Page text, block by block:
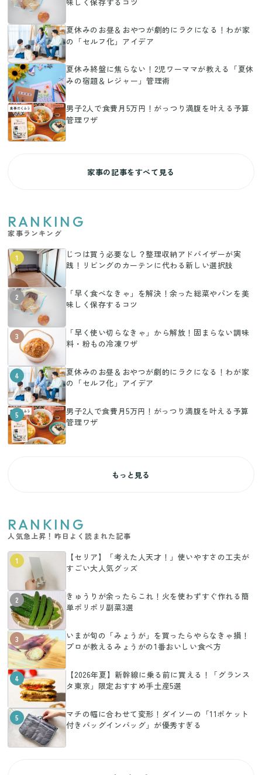
夏休みのお昼＆おやつが劇的にラクになる！わが家
の「セルフ化」アイデア
夏休み終盤に焦らない！2児ワーママが教える「夏休
みの宿題＆レジャー」管理術
男子2人で食費月5万円！がっつり満腹を叶える予算
管理ワザ
家事の記事をすべて見る
RANKING
家事ランキング
1
じつは買う必要なし？整理収納アドバイザーが実
践！リビングのカーテンに代わる新しい選択肢
2
「早く食べなきゃ」を解決！余った総菜やパンを美
味しく保存するコツ
3
「早く使い切らなきゃ」から解放！固まらない調味
料・粉もの冷凍ワザ
4
夏休みのお昼＆おやつが劇的にラクになる！わが家
の「セルフ化」アイデア
5
男子2人で食費月5万円！がっつり満腹を叶える予算
管理ワザ
もっと見る
RANKING
人気急上昇！昨日よく読まれた記事
1
【セリア】「考えた人天才！」使いやすさの工夫が
すごい大人気グッズ
2
きゅうりが余ったらこれ！火を使わずすぐ作れる簡
単ポリポリ副菜3選
3
いまが旬の「みょうが」を買ったらやらなきゃ損！
プロが教えるみょうがの1番おいしい食べ方
4
【2026年夏】新幹線に乗る前に買える！「グランス
タ東京」限定おすすめ手土産5選
5
マチの幅に合わせて変形！ダイソーの「11ポケット
付きバッグインバッグ」が優秀すぎる